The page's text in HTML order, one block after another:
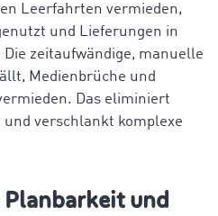
Leerfahrten vermieden,
und Lieferungen in
zeitaufwändige, manuelle
Medienbrüche und
Das eliminiert
verschlankt komplexe
und